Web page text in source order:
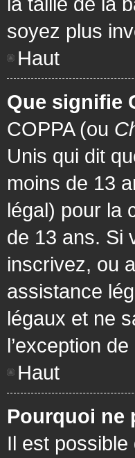
soyez plus
Haut
Que signifie
COPPA (ou
Unis qui dit
moins de 13
légal) pour la
de 13 ans. Si
inscrivez, ou
assistance
légaux et ne
l’exception
Haut
Pourquoi ne
Il est